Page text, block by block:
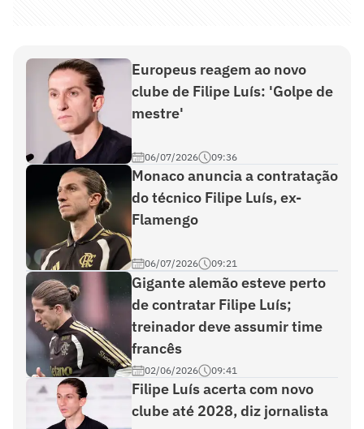
Europeus reagem ao novo
clube de Filipe Luís: 'Golpe de
mestre'
06/07/2026 09:36
Monaco anuncia a contratação
do técnico Filipe Luís, ex-
Flamengo
06/07/2026 09:21
Gigante alemão esteve perto
de contratar Filipe Luís;
treinador deve assumir time
francês
02/06/2026 09:41
Filipe Luís acerta com novo
clube até 2028, diz jornalista